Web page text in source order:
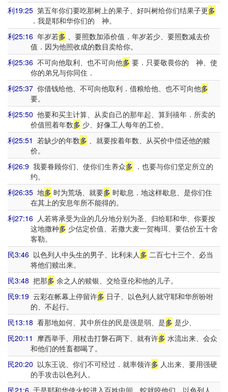
利19:25 第五年你们要吃那树上的果子、好叫树给你们结果子更多
．我是耶和华你们的 神。
利25:16 年岁若多 、要照数加添价值．年岁若少、要照数减去价
值．因为他照收成的数目卖给你。
利25:36 不可向他取利、也不可向他多 要．只要敬畏你的 神、使
你的弟兄与你同住．
利25:37 你借钱给他、不可向他取利．借粮给他、也不可向他多
要。
利25:50 他要和买主计算、从卖自己的那年起、算到禧年．所卖的
价值照着年数多 少、好像工人每年的工价。
利25:51 若缺少的年数多 、就要按着年数、从买价中偿还他的赎
价。
利26:9 我要眷顾你们、使你们生养众多 ．也要与你们坚定所立的
约。
利26:35 地多 时为荒场、就要多 时歇息．地这样歇息、是你们住
在其上的安息年所不能得的。
利27:16 人若将承受为业的几分地分别为圣、归给耶和华、你要按
这地撒种多 少估定价值、若撒大麦一贺梅珥、要估价五十舍
客勒。
民3:46 以色列人中头生的男子、比利未人多 二百七十三个、必当
将他们赎出来。
民3:48 把那多 余之人的赎银、交给亚伦和他的儿子。
民9:19 云彩在帐幕上停留许多 日子、以色列人就守耶和华所吩咐
的、不起行。
民13:18 看那地如何、其中所住的民是强是弱、是多 是少、
民20:11 摩西举手、用杖击打磐石两下、就有许多 水流出来、会众
和他们的牲畜都喝了。
民20:20 以东王说、你们不可经过．就率领许多 人出来、要用强硬
的手攻击以色列人。
民21:6 于是耶和华使火蛇进入百姓中间、蛇就咬他们、以色列人